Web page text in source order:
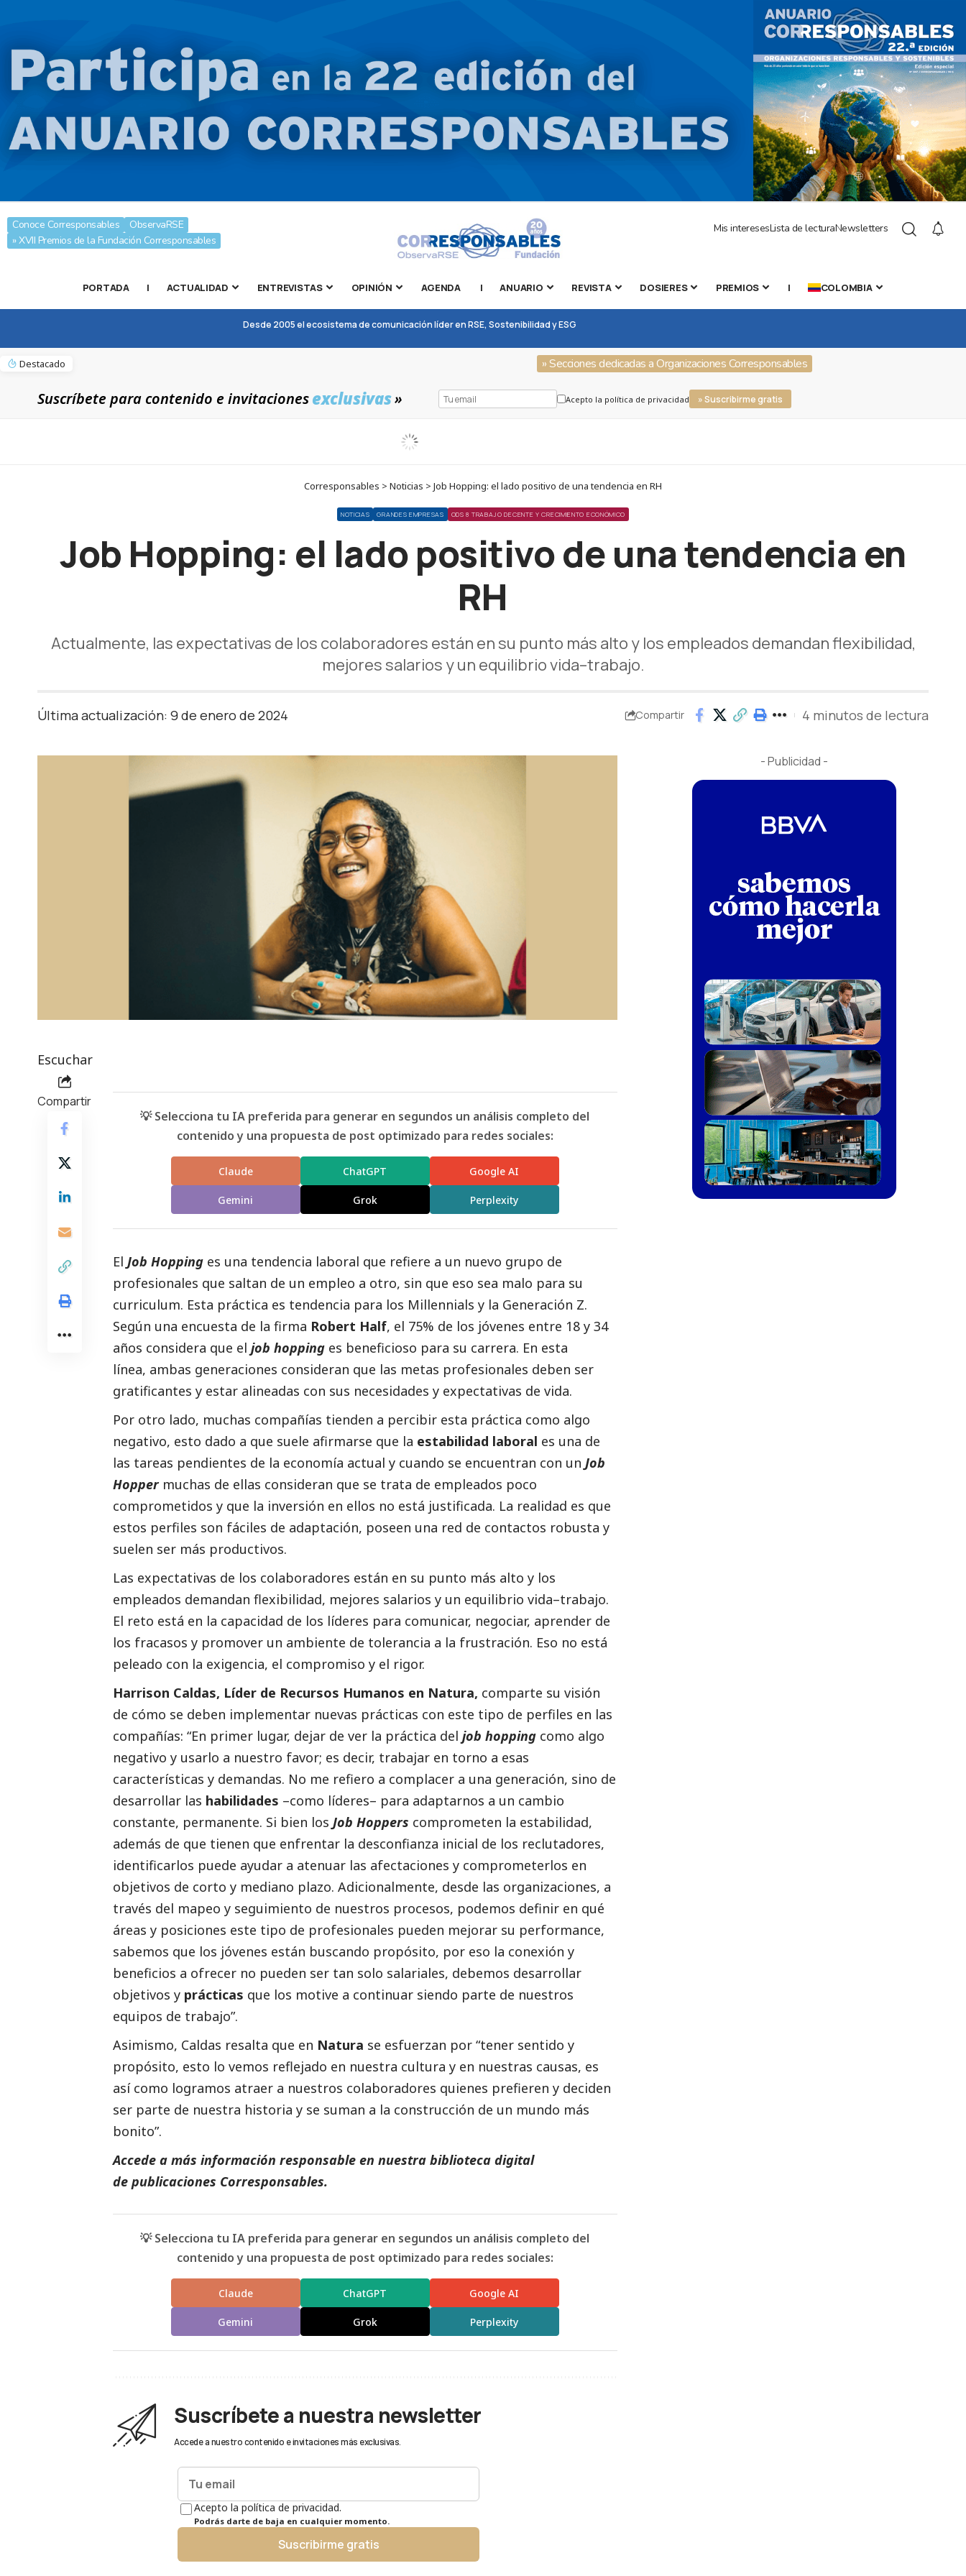
Conoce Corresponsables
ObservaRSE
» XVII Premios de la Fundación Corresponsables
Mis interesesLista de lecturaNewsletters
PORTADA | ACTUALIDAD ENTREVISTAS OPINIÓN AGENDA | ANUARIO REVISTA DOSIERES PREMIOS | COLOMBIA
Desde 2005 el ecosistema de comunicación líder en RSE, Sostenibilidad y ESG
Destacado » Secciones dedicadas a Organizaciones Corresponsables
Suscríbete para contenido e invitacionesexclusivas» Acepto la política de privacidad » Suscribirme gratis
Corresponsables > Noticias > Job Hopping: el lado positivo de una tendencia en RH
NOTICIAS GRANDES EMPRESAS ODS 8 TRABAJO DECENTE Y CRECIMIENTO ECONÓMICO
Job Hopping: el lado positivo de una tendencia en
RH
Actualmente, las expectativas de los colaboradores están en su punto más alto y los empleados demandan flexibilidad,
mejores salarios y un equilibrio vida–trabajo.
Última actualización: 9 de enero de 2024 Compartir 4 minutos de lectura
Escuchar
Compartir
💡 Selecciona tu IA preferida para generar en segundos un análisis completo del
contenido y una propuesta de post optimizado para redes sociales:
Claude ChatGPT Google AI
Gemini Grok Perplexity
El Job Hopping es una tendencia laboral que refiere a un nuevo grupo de
profesionales que saltan de un empleo a otro, sin que eso sea malo para su
curriculum. Esta práctica es tendencia para los Millennials y la Generación Z.
Según una encuesta de la firma Robert Half, el 75% de los jóvenes entre 18 y 34
años considera que el job hopping es beneficioso para su carrera. En esta
línea, ambas generaciones consideran que las metas profesionales deben ser
gratificantes y estar alineadas con sus necesidades y expectativas de vida.
Por otro lado, muchas compañías tienden a percibir esta práctica como algo
negativo, esto dado a que suele afirmarse que la estabilidad laboral es una de
las tareas pendientes de la economía actual y cuando se encuentran con un Job
Hoppermuchas de ellas consideran que se trata de empleados poco
comprometidos y que la inversión en ellos no está justificada. La realidad es que
estos perfiles son fáciles de adaptación, poseen una red de contactos robusta y
suelen ser más productivos.
Las expectativas de los colaboradores están en su punto más alto y los
empleados demandan flexibilidad, mejores salarios y un equilibrio vida–trabajo.
El reto está en la capacidad de los líderes para comunicar, negociar, aprender de
los fracasos y promover un ambiente de tolerancia a la frustración. Eso no está
peleado con la exigencia, el compromiso y el rigor.
Harrison Caldas, Líder de Recursos Humanos en Natura, comparte su visión
de cómo se deben implementar nuevas prácticas con este tipo de perfiles en las
compañías: “En primer lugar, dejar de ver la práctica del job hopping como algo
negativo y usarlo a nuestro favor; es decir, trabajar en torno a esas
características y demandas. No me refiero a complacer a una generación, sino de
desarrollar las habilidades –como líderes– para adaptarnos a un cambio
constante, permanente. Si bien los Job Hoppers comprometen la estabilidad,
además de que tienen que enfrentar la desconfianza inicial de los reclutadores,
identificarlos puede ayudar a atenuar las afectaciones y comprometerlos en
objetivos de corto y mediano plazo. Adicionalmente, desde las organizaciones, a
través del mapeo y seguimiento de nuestros procesos, podemos definir en qué
áreas y posiciones este tipo de profesionales pueden mejorar su performance,
sabemos que los jóvenes están buscando propósito, por eso la conexión y
beneficios a ofrecer no pueden ser tan solo salariales, debemos desarrollar
objetivos y prácticas que los motive a continuar siendo parte de nuestros
equipos de trabajo”.
Asimismo, Caldas resalta que en Natura se esfuerzan por “tener sentido y
propósito, esto lo vemos reflejado en nuestra cultura y en nuestras causas, es
así como logramos atraer a nuestros colaboradores quienes prefieren y deciden
ser parte de nuestra historia y se suman a la construcción de un mundo más
bonito”.
Accede a más información responsable en nuestra biblioteca digital
de publicaciones Corresponsables.
💡 Selecciona tu IA preferida para generar en segundos un análisis completo del
contenido y una propuesta de post optimizado para redes sociales:
Claude ChatGPT Google AI
Gemini Grok Perplexity
Suscríbete a nuestra newsletter
Accede a nuestro contenido e invitaciones más exclusivas.
Acepto la política de privacidad.
Podrás darte de baja en cualquier momento.
Suscribirme gratis
- Publicidad -